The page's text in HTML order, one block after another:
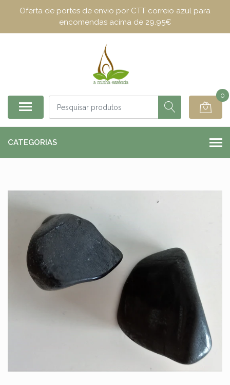
Oferta de portes de envio por CTT correio azul para
encomendas acima de 29.95€
0
CATEGORIAS